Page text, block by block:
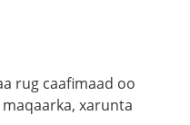
rug caafimaad oo
xarunta